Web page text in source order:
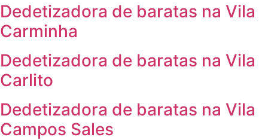
Dedetizadora de baratas na Vila
Carminha
Dedetizadora de baratas na Vila
Carlito
Dedetizadora de baratas na Vila
Campos Sales